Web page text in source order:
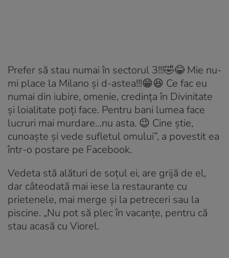
Prefer să stau numai în sectorul 3!!!🤣😂 Mie nu-
mi place la Milano și d-astea!!!😁😆 Ce fac eu
numai din iubire, omenie, credința în Divinitate
și loialitate poți face. Pentru bani lumea face
lucruri mai murdare…nu asta. 😉 Cine știe,
cunoaște și vede sufletul omului”, a povestit ea
într-o postare pe Facebook.
Vedeta stă alături de soțul ei, are grijă de el,
dar câteodată mai iese la restaurante cu
prietenele, mai merge și la petreceri sau la
piscine. „Nu pot să plec în vacanțe, pentru că
stau acasă cu Viorel.